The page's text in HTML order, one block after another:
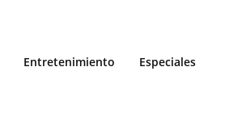
Entretenimiento Especiales